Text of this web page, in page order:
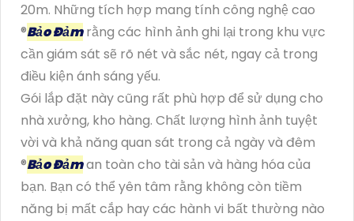
20m. Những tích hợp mang tính công nghệ cao
®️Bảo Đảmrằng các hình ảnh ghi lại trong khu vực
cần giám sát sẽ rõ nét và sắc nét, ngay cả trong
điều kiện ánh sáng yếu.
Gói lắp đặt này cũng rất phù hợp để sử dụng cho
nhà xưởng, kho hàng. Chất lượng hình ảnh tuyệt
vời và khả năng quan sát trong cả ngày và đêm
®️Bảo Đảman toàn cho tài sản và hàng hóa của
bạn. Bạn có thể yên tâm rằng không còn tiềm
năng bị mất cắp hay các hành vi bất thường nào